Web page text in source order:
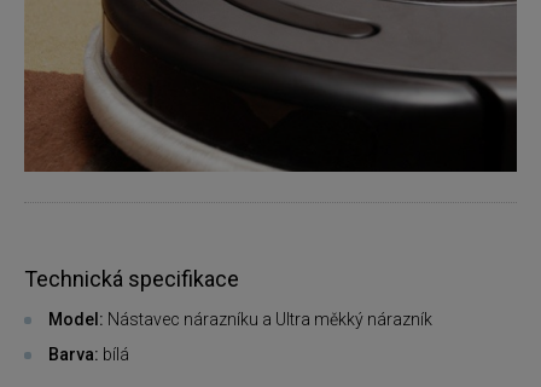
Technická specifikace
Model: Nástavec nárazníku a Ultra měkký nárazník
Barva: bílá